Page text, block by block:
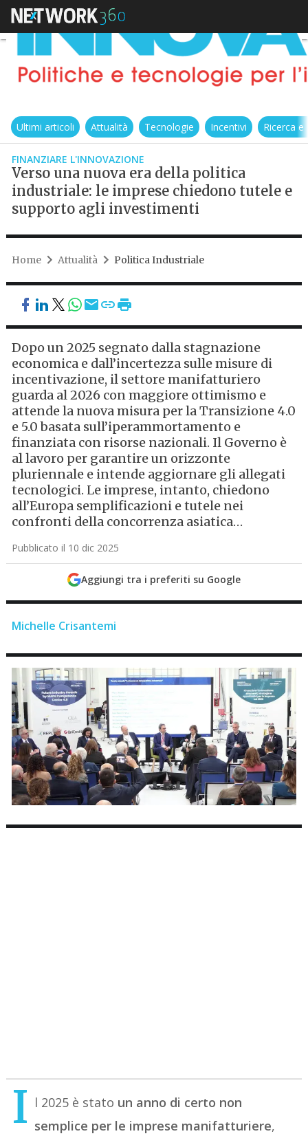
Ultimi articoli Attualità Tecnologie Incentivi Ricerca
FINANZIARE L'INNOVAZIONE
Verso una nuova era della politica
industriale: le imprese chiedono tutele e
supporto agli investimenti
Home Attualità Politica Industriale
Dopo un 2025 segnato dalla stagnazione
economica e dall’incertezza sulle misure di
incentivazione, il settore manifatturiero
guarda al 2026 con maggiore ottimismo e
attende la nuova misura per la Transizione 4.0
e 5.0 basata sull’iperammortamento e
finanziata con risorse nazionali. Il Governo è
al lavoro per garantire un orizzonte
pluriennale e intende aggiornare gli allegati
tecnologici. Le imprese, intanto, chiedono
all’Europa semplificazioni e tutele nei
confronti della concorrenza asiatica…
Pubblicato il 10 dic 2025
Aggiungi tra i preferiti su Google
Michelle Crisantemi
I l 2025 è stato un anno di certo non
semplice per le imprese manifatturiere,